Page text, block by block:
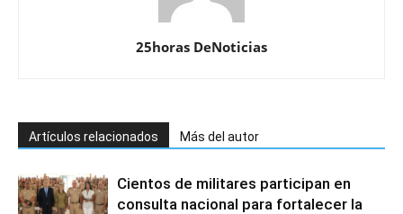
25horas DeNoticias
Artículos relacionados Más del autor
Cientos de militares participan en
consulta nacional para fortalecer la